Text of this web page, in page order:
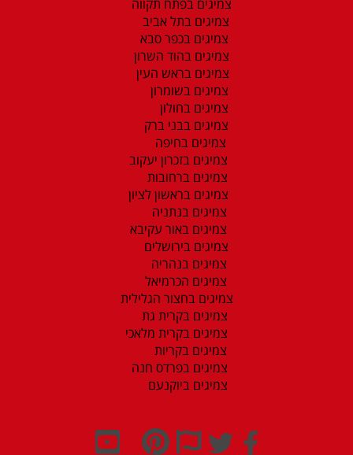
צמיגים בפתח תקווה
צמיגים בתל אביב
צמיגים בכפר סבא
צמיגים בהוד השרון
צמיגים בראש העין
צמיגים בשומרון
צמיגים בחולון
צמיגים בבני ברק
צמיגים בחיפה
צמיגים בזכרון יעקוב
צמיגים ברחובות
צמיגים בראשון לציון
צמיגים בנתניה
צמיגים באור עקיבא
צמיגים בירושלים
צמיגים בנהריה
צמיגים הכרמיאל
צמיגים בחצור הגלילית
צמיגים בקרית גת
צמיגים בקרית מלאכי
צמיגים בקריות
צמיגים בפרדס חנה
צמיגים ביוקנעם